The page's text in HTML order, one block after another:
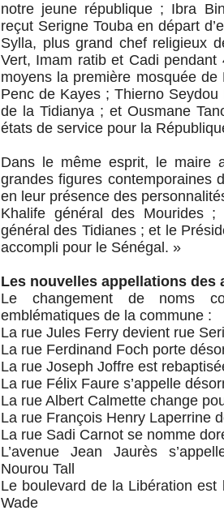
notre jeune république ; Ibra
reçut Serigne Touba en départ
Sylla, plus grand chef religieux
Vert, Imam ratib et Cadi
moyens la première mosquée
Penc de Kayes ; Thierno
de la Tidianya ; et Ousmane
états de service pour la
Dans le même esprit, le maire
grandes figures contemporaines
en leur présence des
Khalife général des Mourides ;
général des Tidianes ; et le
accompli pour le Sénégal. »
Les nouvelles appellations des
Le changement de noms
emblématiques de la commune :
La rue Jules Ferry devient rue
La rue Ferdinand Foch porte
La rue Joseph Joffre est
La rue Félix Faure s’appelle
La rue Albert Calmette change
La rue François Henry Laperrine
La rue Sadi Carnot se nomme
L’avenue Jean Jaurès
Nourou Tall
Le boulevard de la Libération
Wade